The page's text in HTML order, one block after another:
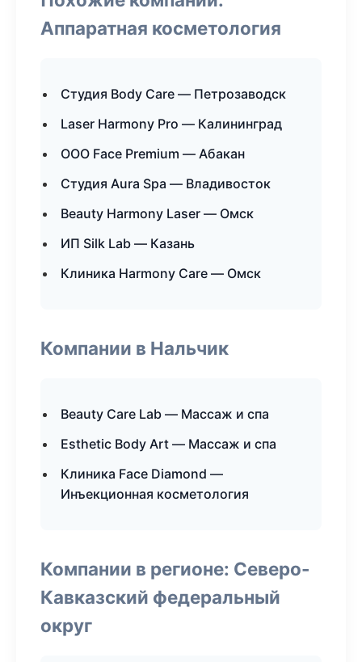
Аппаратная косметология
Студия Body Care — Петрозаводск
Laser Harmony Pro — Калининград
ООО Face Premium — Абакан
Студия Aura Spa — Владивосток
Beauty Harmony Laser — Омск
ИП Silk Lab — Казань
Клиника Harmony Care — Омск
Компании в Нальчик
Beauty Care Lab — Массаж и спа
Esthetic Body Art — Массаж и спа
Клиника Face Diamond —
Инъекционная косметология
Компании в регионе: Северо-
Кавказский федеральный
округ